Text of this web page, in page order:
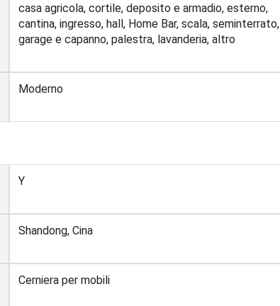
casa agricola, cortile, deposito e armadio, esterno,
cantina, ingresso, hall, Home Bar, scala, seminterrato,
garage e capanno, palestra, lavanderia, altro
Moderno
Y
Shandong, Cina
Cerniera per mobili